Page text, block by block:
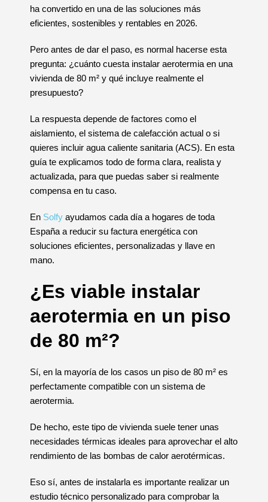
ha convertido en una de las soluciones más
eficientes, sostenibles y rentables en 2026.
Pero antes de dar el paso, es normal hacerse esta
pregunta: ¿cuánto cuesta instalar aerotermia en una
vivienda de 80 m² y qué incluye realmente el
presupuesto?
La respuesta depende de factores como el
aislamiento, el sistema de calefacción actual o si
quieres incluir agua caliente sanitaria (ACS). En esta
guía te explicamos todo de forma clara, realista y
actualizada, para que puedas saber si realmente
compensa en tu caso.
En Solfy ayudamos cada día a hogares de toda
España a reducir su factura energética con
soluciones eficientes, personalizadas y llave en
mano.
¿Es viable instalar
aerotermia en un piso
de 80 m²?
Sí, en la mayoría de los casos un piso de 80 m² es
perfectamente compatible con un sistema de
aerotermia.
De hecho, este tipo de vivienda suele tener unas
necesidades térmicas ideales para aprovechar el alto
rendimiento de las bombas de calor aerotérmicas.
Eso sí, antes de instalarla es importante realizar un
estudio técnico personalizado para comprobar la